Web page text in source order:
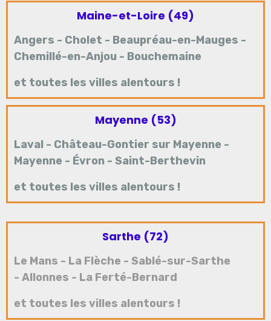
Maine-et-Loire (49)
Angers - Cholet - Beaupréau-en-Mauges -
Chemillé-en-Anjou - Bouchemaine
et toutes les villes alentours !
Mayenne (53)
Laval - Château-Gontier sur Mayenne -
Mayenne - Évron - Saint-Berthevin
et toutes les villes alentours !
Sarthe (72)
Le Mans - La Flèche - Sablé-sur-Sarthe
- Allonnes - La Ferté-Bernard
et toutes les villes alentours !